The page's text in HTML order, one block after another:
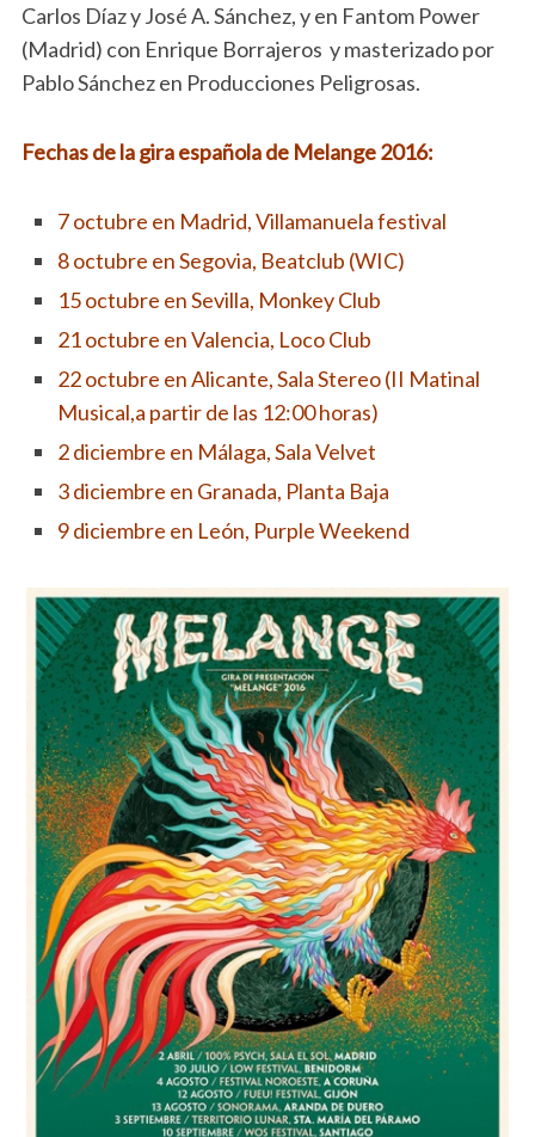
Carlos Díaz y José A. Sánchez, y en Fantom Power
(Madrid) con Enrique Borrajeros y masterizado por
Pablo Sánchez en Producciones Peligrosas.
Fechas de la gira española de Melange 2016:
7 octubre en Madrid, Villamanuela festival
8 octubre en Segovia, Beatclub (WIC)
15 octubre en Sevilla, Monkey Club
21 octubre en Valencia, Loco Club
22 octubre en Alicante, Sala Stereo (II Matinal
Musical,a partir de las 12:00 horas)
2 diciembre en Málaga, Sala Velvet
3 diciembre en Granada, Planta Baja
9 diciembre en León, Purple Weekend